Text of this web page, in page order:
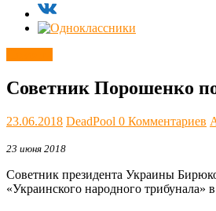
Советник Порошенко
23.06.2018 DeadPool 0 Комментариев
23 июня 2018
Советник президента Украины
«Украинского народного